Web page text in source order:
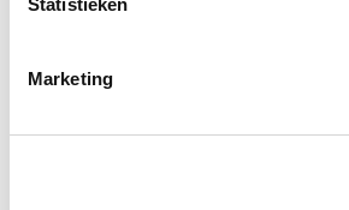
Statistieken
Marketing